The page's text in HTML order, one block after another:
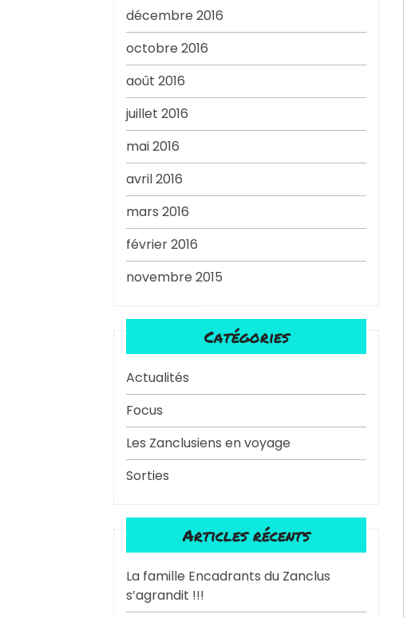
décembre 2016
octobre 2016
août 2016
juillet 2016
mai 2016
avril 2016
mars 2016
février 2016
novembre 2015
Catégories
Actualités
Focus
Les Zanclusiens en voyage
Sorties
Articles récents
La famille Encadrants du Zanclus
s’agrandit !!!